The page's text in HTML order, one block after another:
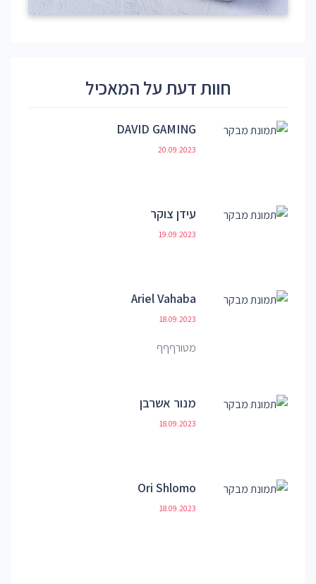
חוות דעת על המאכיל
DAVID GAMING
20.09.2023
עידן צוקר
19.09.2023
Ariel Vahaba
18.09.2023
מטורףףף
מנור אשרבן
18.09.2023
Ori Shlomo
18.09.2023